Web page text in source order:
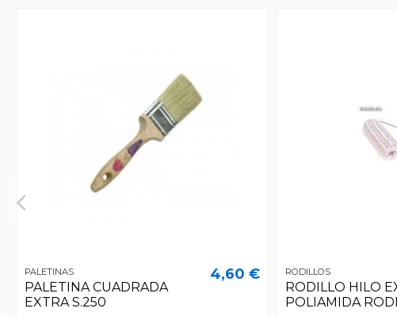
PALETINAS
PALETINA CUADRADA
EXTRA S.250
4,60 € RODILLOS
RODILLO HILO
POLIAMIDA